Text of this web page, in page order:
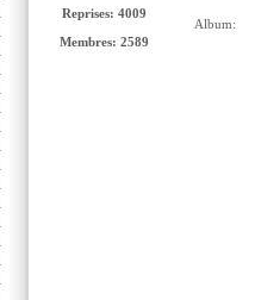
Reprises: 4009
Membres: 2589
Album: